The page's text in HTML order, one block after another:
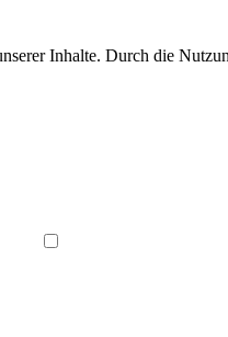
Inhalte. Durch die